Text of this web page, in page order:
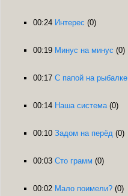
00:24 Интерес (0)
00:19 Минус на минус (0)
00:17 С папой на рыбалке
00:14 Наша система (0)
00:10 Задом на перёд (0)
00:03 Сто грамм (0)
00:02 Мало поимели? (0)